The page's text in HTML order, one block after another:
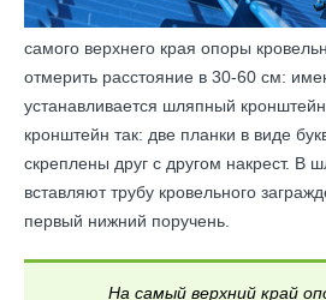
самого верхнего края опоры
отмерить расстояние в 30-60 см:
устанавливается шляпный
кронштейн так: две планки в виде
скреплены друг с другом накрест. В
вставляют трубу кровельного
первый нижний поручень.
На самый верхний край